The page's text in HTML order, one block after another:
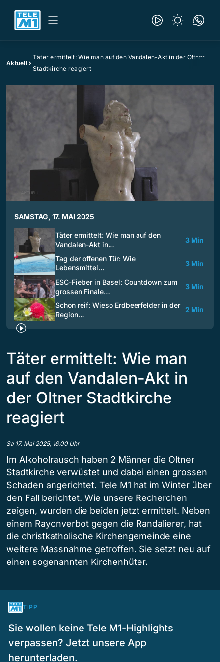
Aktuell
Täter ermittelt: Wie man auf den Vandalen-Akt in der Oltner
Stadtkirche reagiert
SAMSTAG, 17. MAI 2025
Täter ermittelt: Wie man auf den
Vandalen-Akt in…
3 Min
Tag der offenen Tür: Wie
Lebensmittel…
3 Min
ESC-Fieber in Basel: Countdown zum
grossen Finale…
3 Min
Schon reif: Wieso Erdbeerfelder in der
Region…
2 Min
Täter ermittelt: Wie man
auf den Vandalen-Akt in
der Oltner Stadtkirche
reagiert
Sa 17. Mai 2025, 16.00 Uhr
Im Alkoholrausch haben 2 Männer die Oltner
Stadtkirche verwüstet und dabei einen grossen
Schaden angerichtet. Tele M1 hat im Winter über
den Fall berichtet. Wie unsere Recherchen
zeigen, wurden die beiden jetzt ermittelt. Neben
einem Rayonverbot gegen die Randalierer, hat
die christkatholische Kirchengemeinde eine
weitere Massnahme getroffen. Sie setzt neu auf
einen sogenannten Kirchenhüter.
TIPP
Sie wollen keine Tele M1-Highlights
verpassen? Jetzt unsere App
herunterladen.